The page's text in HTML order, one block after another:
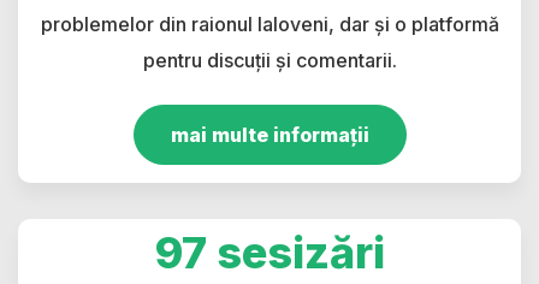
problemelor din raionul Ialoveni, dar și o platformă
pentru discuții și comentarii.
mai multe informații
97 sesizări